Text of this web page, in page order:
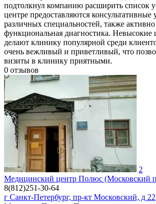
подтолкнул компанию расширить список
центре предоставляются консультативные
различных специальностей, также активно
функциональная диагностика. Невысокие
делают клинику популярной среди
очень вежливый и приветливый, что
визиты в клинику приятными.
0 отзывов
2
Медицинский центр Полюс (Московский
8(812)251-30-64
г Санкт-Петербург, пр-кт Московский, д 22